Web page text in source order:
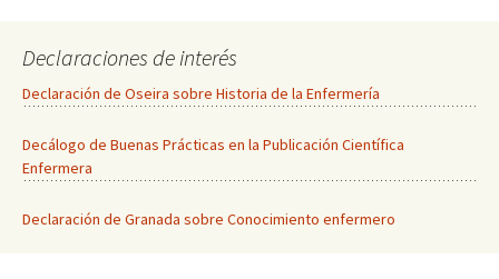
Declaraciones de interés
Declaración de Oseira sobre Historia de la Enfermería
Decálogo de Buenas Prácticas en la Publicación Científica
Enfermera
Declaración de Granada sobre Conocimiento enfermero